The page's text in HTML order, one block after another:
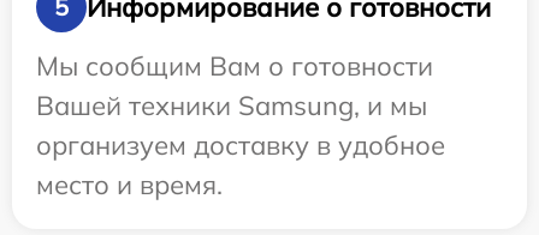
5
Информирование о готовности
Мы сообщим Вам о готовности
Вашей техники Samsung, и мы
организуем доставку в удобное
место и время.